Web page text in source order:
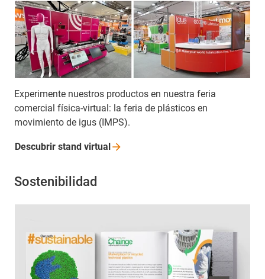
Experimente nuestros productos en nuestra feria
comercial física-virtual: la feria de plásticos en
movimiento de igus (IMPS).
Descubrir stand virtual
Sostenibilidad